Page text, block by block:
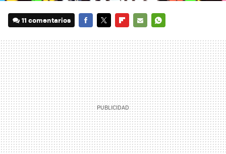
11 comentarios
MAIL